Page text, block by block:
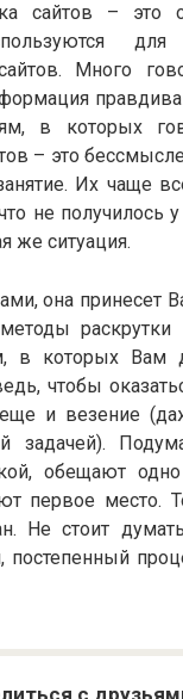
сайтов – это
для
сайтов. Много
в которых
– это
Их чаще
не получилось
же ситуация.
она принесет
раскрутки
в которых Вам
чтобы
еще и везение
задачей).
обещают
первое место.
Не стоит
постепенный
с